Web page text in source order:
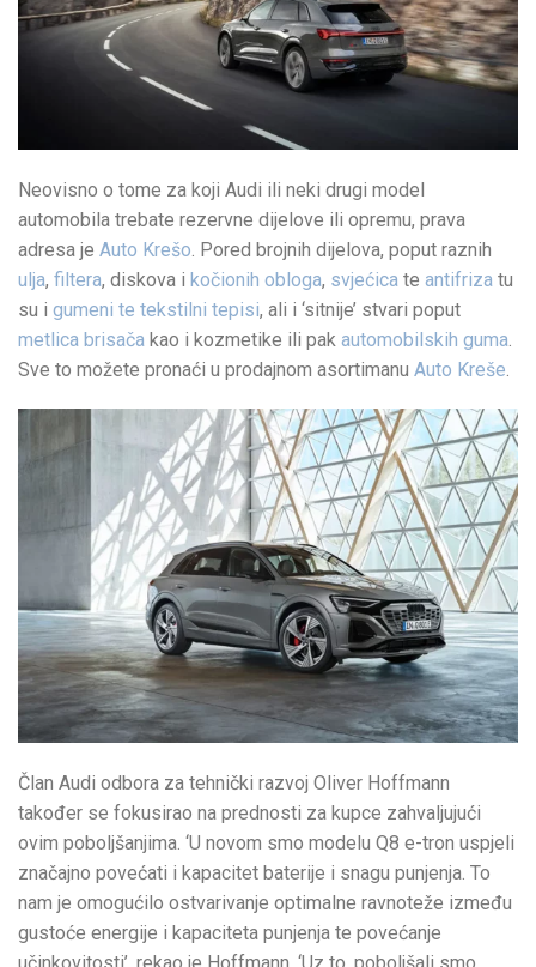
Neovisno o tome za koji Audi ili neki drugi model
automobila trebate rezervne dijelove ili opremu, prava
adresa je Auto Krešo . Pored brojnih dijelova, poput raznih
ulja, filtera, diskova i kočionih obloga, svjećica te antifriza tu
su i gumeni te tekstilni tepisi, ali i ‘sitnije’ stvari poput
metlica brisača kao i kozmetike ili pak automobilskih guma
Sve to možete pronaći u prodajnom asortimanu Auto Kreše
Član Audi odbora za tehnički razvoj Oliver Hoffmann
također se fokusirao na prednosti za kupce zahvaljujući
ovim poboljšanjima. ‘U novom smo modelu Q8 e-tron uspjeli
značajno povećati i kapacitet baterije i snagu punjenja. To
nam je omogućilo ostvarivanje optimalne ravnoteže između
gustoće energije i kapaciteta punjenja te povećanje